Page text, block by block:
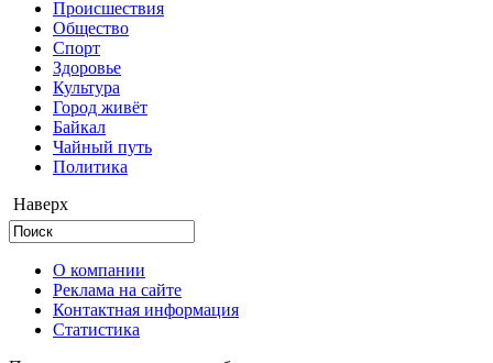
Происшествия
Общество
Cпорт
Здоровье
Культура
Город живёт
Байкал
Чайный путь
Политика
Наверх
О компании
Реклама на сайте
Контактная информация
Статистика